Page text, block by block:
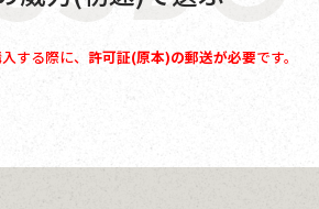
する際に、許可証(原本)の郵送が必要です。